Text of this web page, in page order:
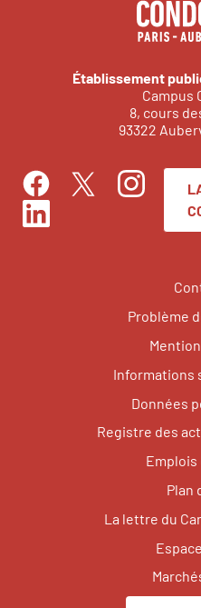
Établissement
Campus
8, cours
93322
FacebookTwitterInstagram
LinkedIn
Problème
Informations
Données
Registre des
Plan
La lettre du